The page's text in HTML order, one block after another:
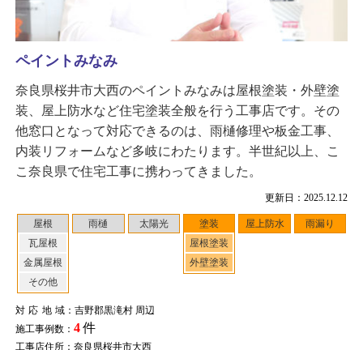
更新日：2025.12.12
屋根
瓦屋根
金属屋根
その他
雨樋 太陽光
塗装
屋根塗装
外壁塗装
屋上防水 雨漏り
対応地域：吉野郡黒滝村 周辺
施工事例数： 4件
工事店住所：奈良県桜井市大西
ペイントみなみ
奈良県桜井市大西のペイントみなみは屋根塗装・外壁塗
装、屋上防水など住宅塗装全般を行う工事店です。その
他窓口となって対応できるのは、雨樋修理や板金工事、
内装リフォームなど多岐にわたります。半世紀以上、こ
こ奈良県で住宅工事に携わってきました。